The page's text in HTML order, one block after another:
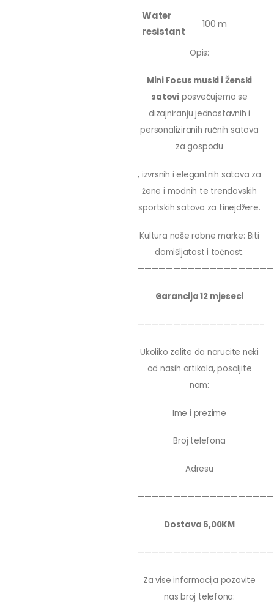
Water
resistant
100 m
Opis:
Mini Focus muski i Ženski
satovi posvećujemo se
dizajniranju jednostavnih i
personaliziranih ručnih satova
za gospodu
, izvrsnih i elegantnih satova za
žene i modnih te trendovskih
sportskih satova za tinejdžere.
Kultura naše robne marke: Biti
domišljatost i točnost.
Garancija 12 mjeseci
—————————————————–
Ukoliko zelite da narucite neki
od nasih artikala, posaljite
nam:
Ime i prezime
Broj telefona
Adresu
———————————————————
Dostava 6,00KM
———————————————————
Za vise informacija pozovite
nas broj telefona: